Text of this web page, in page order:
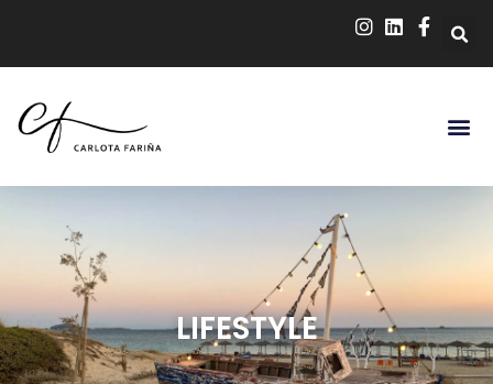
LIFESTYLE